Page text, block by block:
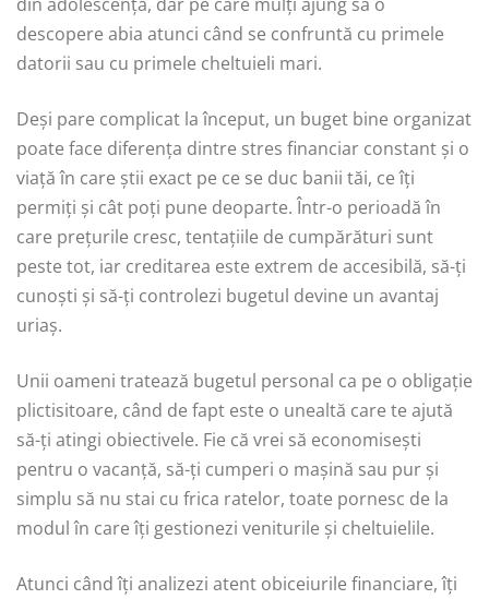
descopere abia atunci când se confruntă cu primele
datorii sau cu primele cheltuieli mari.
Deși pare complicat la început, un buget bine organizat
poate face diferența dintre stres financiar constant și o
viață în care știi exact pe ce se duc banii tăi, ce îți
permiți și cât poți pune deoparte. Într-o perioadă în
care prețurile cresc, tentațiile de cumpărături sunt
peste tot, iar creditarea este extrem de accesibilă, să-ți
cunoști și să-ți controlezi bugetul devine un avantaj
uriaș.
Unii oameni tratează bugetul personal ca pe o obligație
plictisitoare, când de fapt este o unealtă care te ajută
să-ți atingi obiectivele. Fie că vrei să economisești
pentru o vacanță, să-ți cumperi o mașină sau pur și
simplu să nu stai cu frica ratelor, toate pornesc de la
modul în care îți gestionezi veniturile și cheltuielile.
Atunci când îți analizezi atent obiceiurile financiare, îți